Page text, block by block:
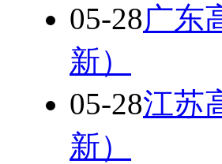
05-28广东
新）
05-28江苏
新）